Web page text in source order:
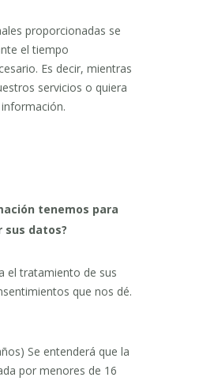
proporcionadas se
el tiempo
Es decir, mientras
servicios o quiera
tenemos para
datos?
el tratamiento de sus
que nos dé.
Se entenderá que la
por menores de 16